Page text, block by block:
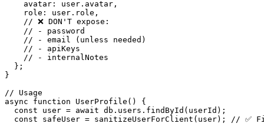
    avatar: user.avatar,
    role: user.role,
    // ❌ DON'T expose:
    // - password
    // - email (unless needed)
    // - apiKeys
    // - internalNotes
  };
}
// Usage
async function UserProfile() {
  const user = await db.users.findById(userId);
const safeUser = sanitizeUserForClient(user); // ✅